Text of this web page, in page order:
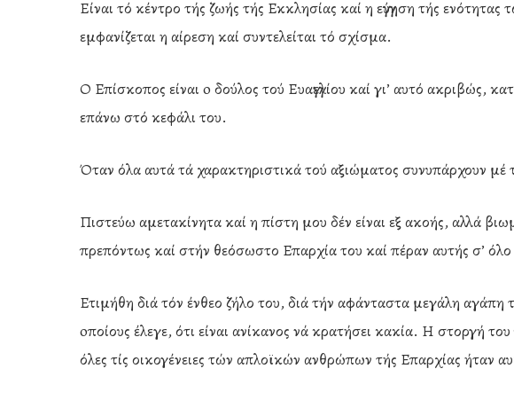
Hit enter to search or ESC to close
Είναι τό κέντρο τής ζωής τής Εκκλησίας καί η εγγύηση τής
εμφανίζεται η αίρεση καί συντελείται τό σχίσμα.
Ο Επίσκοπος είναι o δούλος τού Ευαγγελίου καί γι’ αυτό ακριβώς,
επάνω στό κεφάλι του.
Όταν όλα αυτά τά χαρακτηριστικά τού αξιώματος συνυπάρχουν μέ
Πιστεύω αμετακίνητα καί η πίστη μου δέν είναι εξ ακοής, αλλά
πρεπόντως καί στήν θεόσωστο Επαρχία του καί πέραν αυτής σ’
Ετιμήθη διά τόν ένθεο ζήλο του, διά τήν αφάνταστα μεγάλη αγάπη
oποίους έλεγε, ότι είναι ανίκανος νά κρατήσει κακία. Η στοργή
όλες τίς οικογένειες τών απλοϊκών ανθρώπων τής Επαρχίας ήταν